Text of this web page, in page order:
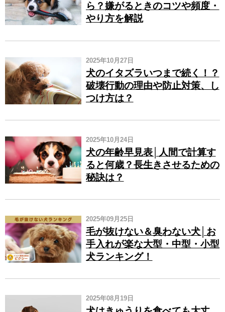
ら？嫌がるときのコツや頻度・
やり方を解説
2025年10月27日
犬のイタズラいつまで続く！？
破壊行動の理由や防止対策、し
つけ方は？
2025年10月24日
犬の年齢早見表│人間で計算す
ると何歳？長生きさせるための
秘訣は？
2025年09月25日
毛が抜けない＆臭わない犬│お
手入れが楽な大型・中型・小型
犬ランキング！
2025年08月19日